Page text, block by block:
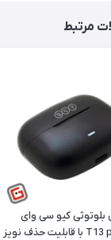
مرتبط
بلوتوثی کیو سی وای